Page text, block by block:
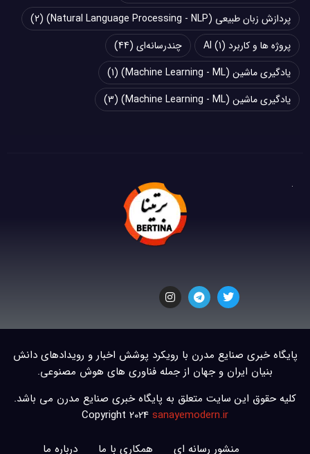
پردازش زبان طبیعی (Natural Language Processing - NLP)
(2)
پروژه ها و کاربرد AI (1) چند‌‌رسانه‌ای (44)
یادگیری ماشین (Machine Learning - ML)
(1)
یادگیری ماشین (Machine Learning - ML)
(3)
پایگاه خبری صنایع مدرن با رویکرد پوشش اخبار و رویدادهای دانش
بنیان ایران و جهان از جمله فناوری های هوش مصنوعی.
کلیه حقوق این سایت متعلق به پایگاه خبری صنایع مدرن می باشد.
Copyright 2024 sanayemodern.ir
منشور رسانه ای همکاری با ما درباره ما